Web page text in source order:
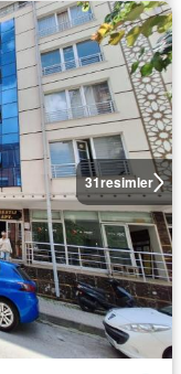
31resimler